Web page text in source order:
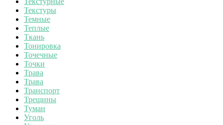
Текстуры
Темные
Теплые
Ткань
Тонировка
Точечные
Точки
Трава
Трава
Транспорт
Трещины
Туман
Уголь